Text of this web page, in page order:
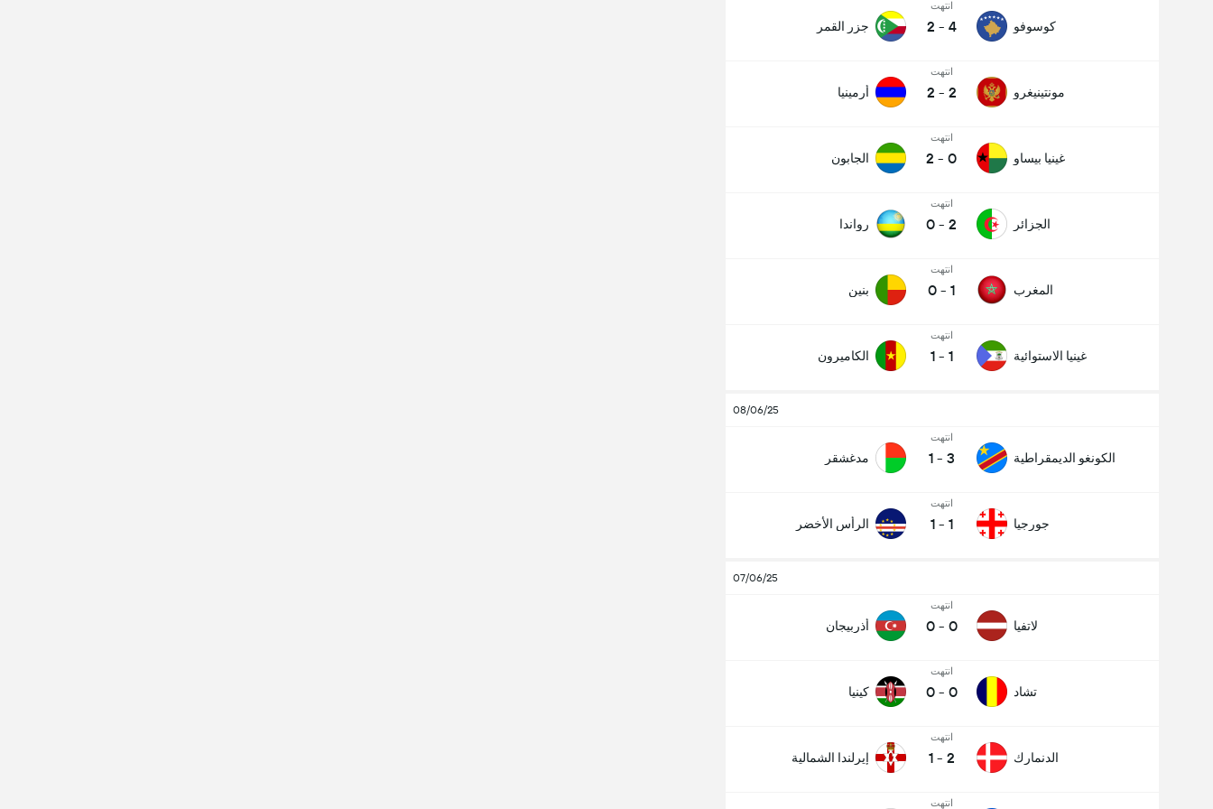
كوسوفو
انتهت
4
-
2 جزر القمر
مونتينيغرو
انتهت
2
-
2 أرمينيا
غينيا بيساو
انتهت
0
-
2 الجابون
الجزائر
انتهت
2
-
0 رواندا
المغرب
انتهت
1
-
0 بنين
غينيا الاستوائية
انتهت
1
-
1 الكاميرون
08/06/25
الكونغو الديمقراطية
انتهت
3
-
1 مدغشقر
جورجيا
انتهت
1
-
1 الرأس الأخضر
07/06/25
لاتفيا
انتهت
0
-
0 أذربيجان
تشاد
انتهت
0
-
0 كينيا
الدنمارك
انتهت
2
-
1 إيرلندا الشمالية
انتهت